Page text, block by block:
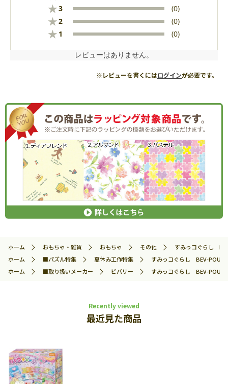
★3 (0)
★2 (0)
★ 1 (0)
レビューはありません。
※レビューを書くにはログインが必要です。
ホーム おもちゃ・雑貨 おもちゃ その他
すみっコぐらし
ホーム
■パズル特集 夏休み工作特集
すみっコぐらし BEV-POU-
ホーム
■取り扱いメーカー ビバリー すみっコぐらし BEV-POU-
Recently viewed
最近見た商品